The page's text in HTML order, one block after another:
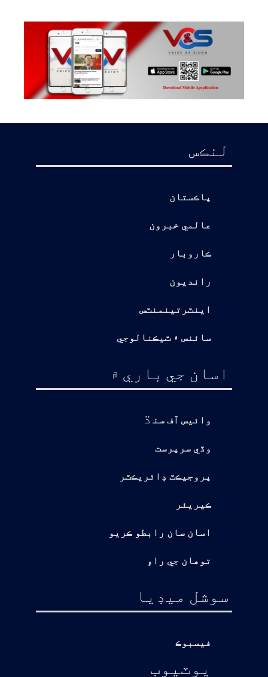
لنڪس
پاڪستان
عالمي خبرون
ڪاروبار
رانديون
اينٽرتينمنٽس
سائنس ۽ ٽيڪنالوجي
اسان جي باري ۾
وائيس آف سن ڌ
وڏي سرپرست
پروجيڪٽ ڊائريڪٽر
ڪيريئر
اسان سان رابطو ڪريو
توهان جي راءِ
سوشل ميڊيا
فيسبوڪ
يوٽيوب